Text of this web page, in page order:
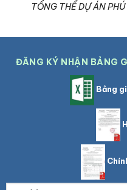
TỔNG THỂ DỰ ÁN
ĐĂNG KÝ NHẬN BẢNG
Bảng